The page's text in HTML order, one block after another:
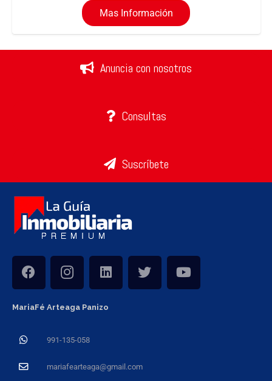
Mas Información
Anuncia con nosotros
Consultas
Suscríbete
MariaFé Arteaga Panizo
991-135-058
mariafearteaga@gmail.com